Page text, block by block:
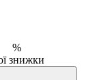
%
знижки